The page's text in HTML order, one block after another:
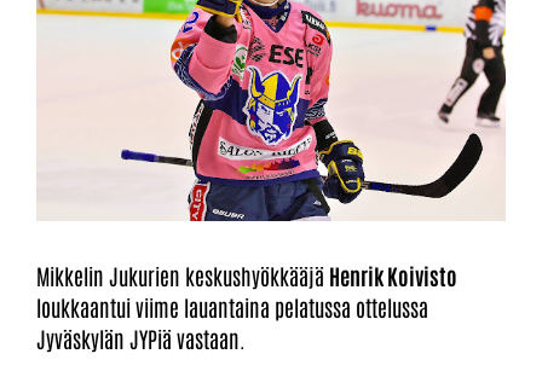
Mikkelin Jukurien keskushyökkääjä Henrik Koivisto
loukkaantui viime lauantaina pelatussa ottelussa
Jyväskylän JYPiä vastaan.